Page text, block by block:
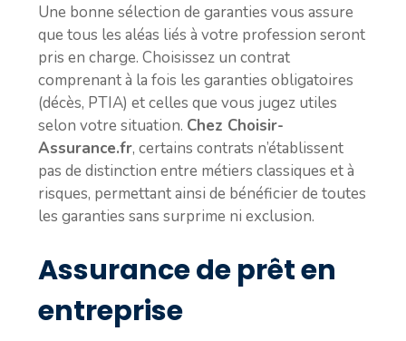
Une bonne sélection de garanties vous assure
que tous les aléas liés à votre profession seront
pris en charge. Choisissez un contrat
comprenant à la fois les garanties obligatoires
(décès, PTIA) et celles que vous jugez utiles
selon votre situation. Chez Choisir-
Assurance.fr, certains contrats n’établissent
pas de distinction entre métiers classiques et à
risques, permettant ainsi de bénéficier de toutes
les garanties sans surprime ni exclusion.
Assurance de prêt en
entreprise